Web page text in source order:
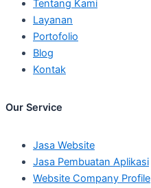
Tentang Kami
Layanan
Portofolio
Blog
Kontak
Our Service
Jasa Website
Jasa Pembuatan Aplikasi
Website Company Profile